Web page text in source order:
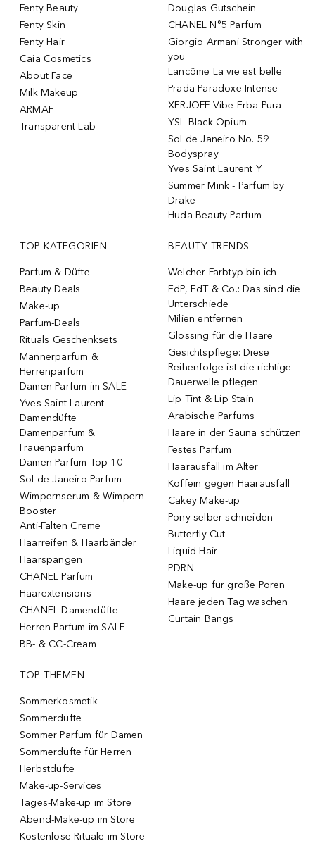
Fenty Beauty
Fenty Skin
Fenty Hair
Caia Cosmetics
About Face
Milk Makeup
ARMAF
Transparent Lab
Douglas Gutschein
CHANEL N°5 Parfum
Giorgio Armani Stronger with
you
Lancôme La vie est belle
Prada Paradoxe Intense
XERJOFF Vibe Erba Pura
YSL Black Opium
Sol de Janeiro No. 59
Bodyspray
Yves Saint Laurent Y
Summer Mink - Parfum by
Drake
Huda Beauty Parfum
TOP KATEGORIEN
Parfum & Düfte
Beauty Deals
Make-up
Parfum-Deals
Rituals Geschenksets
Männerparfum &
Herrenparfum
Damen Parfum im SALE
Yves Saint Laurent
Damendüfte
Damenparfum &
Frauenparfum
Damen Parfum Top 10
Sol de Janeiro Parfum
Wimpernserum & Wimpern-
Booster
Anti-Falten Creme
Haarreifen & Haarbänder
Haarspangen
CHANEL Parfum
Haarextensions
CHANEL Damendüfte
Herren Parfum im SALE
BB- & CC-Cream
BEAUTY TRENDS
Welcher Farbtyp bin ich
EdP, EdT & Co.: Das sind die
Unterschiede
Milien entfernen
Glossing für die Haare
Gesichtspflege: Diese
Reihenfolge ist die richtige
Dauerwelle pflegen
Lip Tint & Lip Stain
Arabische Parfums
Haare in der Sauna schützen
Festes Parfum
Haarausfall im Alter
Koffein gegen Haarausfall
Cakey Make-up
Pony selber schneiden
Butterfly Cut
Liquid Hair
PDRN
Make-up für große Poren
Haare jeden Tag waschen
Curtain Bangs
TOP THEMEN
Sommerkosmetik
Sommerdüfte
Sommer Parfum für Damen
Sommerdüfte für Herren
Herbstdüfte
Make-up-Services
Tages-Make-up im Store
Abend-Make-up im Store
Kostenlose Rituale im Store